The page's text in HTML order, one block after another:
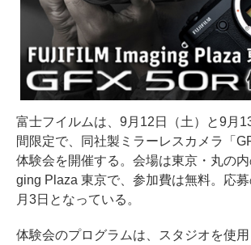
富士フイルムは、9月12日（土）と9月
間限定で、同社製ミラーレスカメラ「
体験会を開催する。会場は東京・丸の
ging Plaza 東京で、参加費は無料。応
月3日となっている。
体験会のプログラムは、スタジオを使